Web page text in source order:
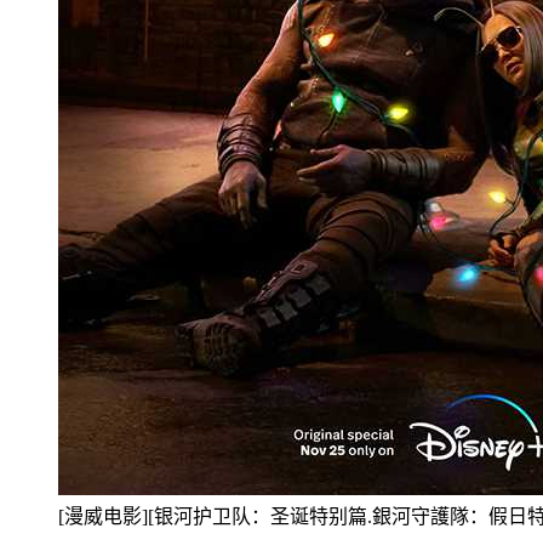
[漫威电影][银河护卫队：圣诞特别篇.銀河守護隊：假日